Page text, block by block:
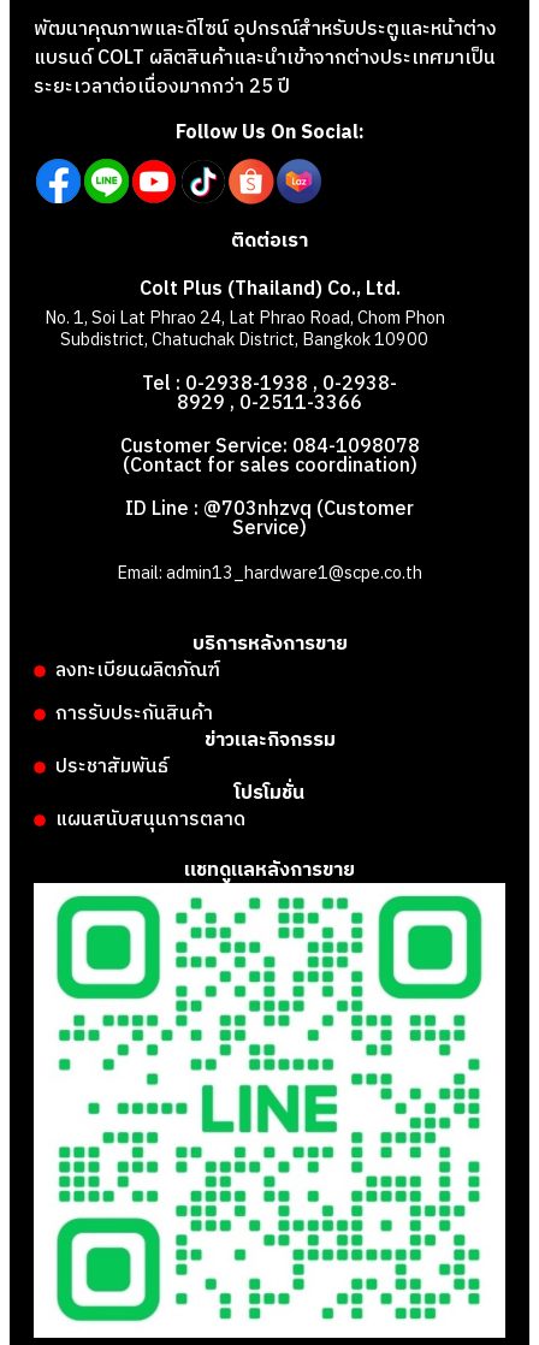
พัฒนาคุณภาพและดีไซน์ อุปกรณ์สำหรับประตูและหน้าต่าง
แบรนด์ COLT ผลิตสินค้าและนำเข้าจากต่างประเทศมาเป็น
ระยะเวลาต่อเนื่องมากกว่า 25 ปี
Follow Us On Social:
ติดต่อเรา
Colt Plus (Thailand) Co., Ltd.
No. 1, Soi Lat Phrao 24, Lat Phrao Road, Chom Phon
Subdistrict, Chatuchak District, Bangkok 10900
Tel : 0-2938-1938 , 0-2938-
8929 , 0-2511-3366
Customer Service: 084-1098078
(Contact for sales coordination)
ID Line : @703nhzvq (Customer
Service)
Email: admin13_hardware1@scpe.co.th
บริการหลังการขาย
ลงทะเบียนผลิตภัณฑ์
การรับประกันสินค้า
ข่าวและกิจกรรม
ประชาสัมพันธ์
โปรโมชั่น
แผนสนับสนุนการตลาด
แชทดูแลหลังการขาย